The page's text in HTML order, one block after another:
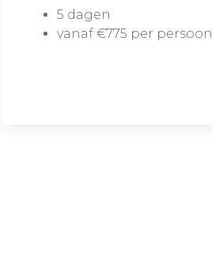
5 dagen
vanaf €775 per persoon